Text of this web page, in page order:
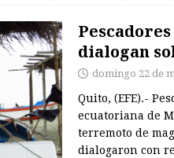
dialogan
domingo 22 de
Quito, (EFE).-
ecuatoriana de
terremoto de
dialogaron con